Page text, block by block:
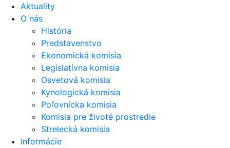
Aktuality
O nás
História
Predstavenstvo
Ekonomická komisia
Legislatívna komisia
Osvetová komisia
Kynologická komisia
Poľovnícka komisia
Komisia pre životé prostredie
Strelecká komisia
Informácie